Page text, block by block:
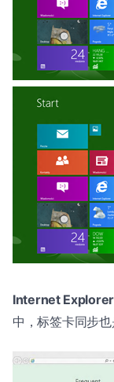
Internet Explorer
中，标签卡同步也